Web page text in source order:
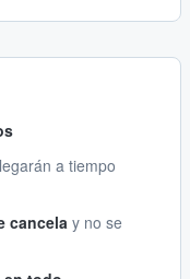
a tiempo
cancela y no se